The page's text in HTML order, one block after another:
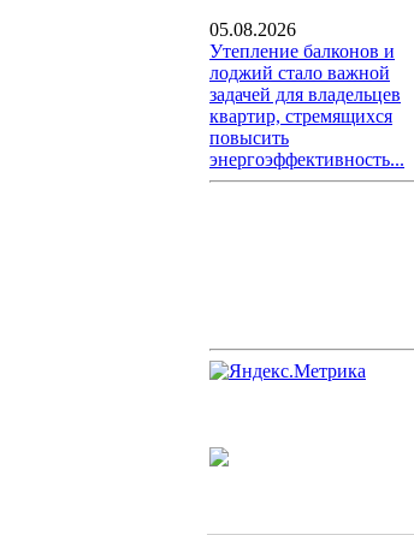
05.08.2026
Утепление балконов и
лоджий стало важной
задачей для владельцев
квартир, стремящихся
повысить
энергоэффективность...